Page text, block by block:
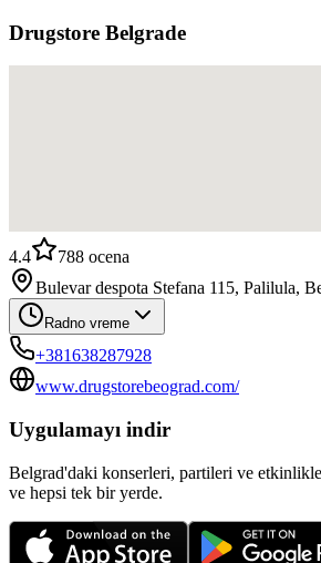
Drugstore Belgrade
4.4 788 ocena
Bulevar despota Stefana 115, Palilula,
Radno vreme
+381638287928
www.drugstorebeograd.com/
Uygulamayı indir
Belgrad'daki konserleri, partileri ve
ve hepsi tek bir yerde.